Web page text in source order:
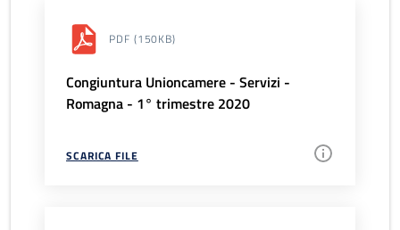
PDF (150KB)
Congiuntura Unioncamere - Servizi -
Romagna - 1° trimestre 2020
SCARICA FILE